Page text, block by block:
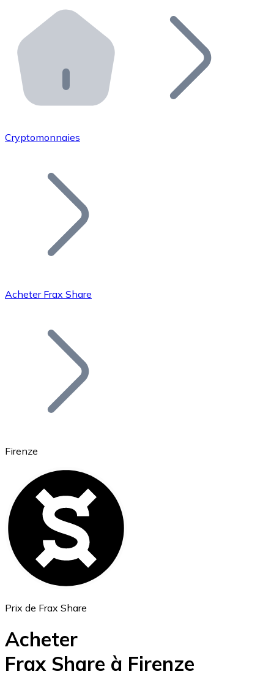
Distributeurs automatiques Bitnovo
Intégrez un ATM Bitnovo dans votre entreprise et
API Bitnovo
Intégrez notre API dans votre écosystème.
Rejoignez notre réseau de distributeurs et
Ajoutez le token de votre projet à notre service
Bitcoin
Ethereum
Cryptomonnaies
Acheter Frax Share
Firenze
Prix de Frax Share
Acheter
Frax Share à Firenze